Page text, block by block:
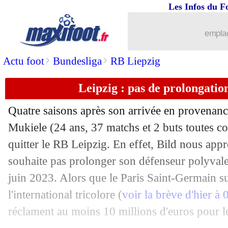
Actu foot> Bundesliga> RB Liepzig
Les Infos du
Leipzig : pas de
Quatre saisons après son arrivée en
Mukiele (24 ans, 37 matchs et 2 buts toutes
quitter le RB Leipzig. En effet, Bild nous
souhaite pas prolonger son défenseur
juin 2023. Alors que le Paris Saint-Germain
l'international tricolore (voir la brève d'hier à
réclament au moins 10 millions d'euros pour
: Dembélé, meilleur passeur
11/05 Lille: l'ancien adjoint de Zidane ciblé
11/05 Lyon: Caqueret jusqu'en 2026
PHOTOS: le prochain maillot du
11/05 : Vlahovic n'est pas à vendre
11/05 Barça : Iago Aspas, la bête noire
11/05 Leipzig: l'incroyable record de
11/05 : Ruiz-Atil, c'est fini (officiel)